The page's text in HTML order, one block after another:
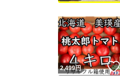
2,499円